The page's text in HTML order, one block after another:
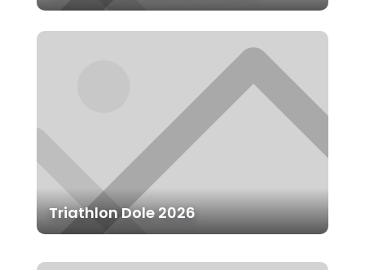
Triathlon Dole 2026